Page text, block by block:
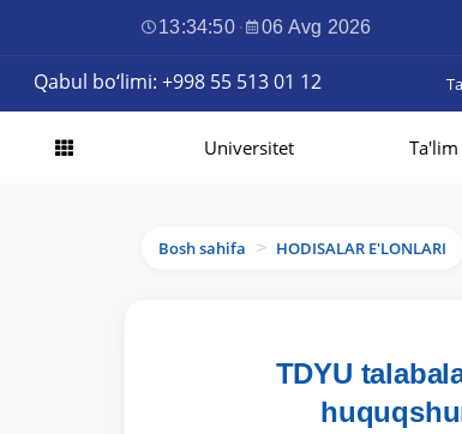
13:34:51 · 06 Avg 2026
Qabul bo‘limi: +998 55 513 01 12
Universitet Ta'lim
Bosh sahifa > HODISALAR E'LONLARI
TDYU